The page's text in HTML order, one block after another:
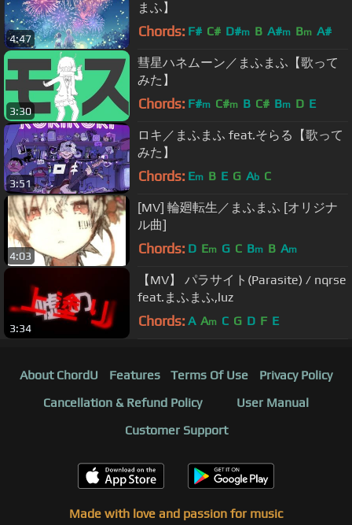
4:47
まふ】
Chords: F# C# D#m B A#m Bm A#
3:30
彗星ハネムーン／まふまふ【歌って
みた】
Chords: F#m C#m B C# Bm D E
3:51
ロキ／まふまふ feat.そらる【歌って
みた】
Chords: Em B E G Ab C
4:03
[MV] 輪廻転生／まふまふ [オリジナ
ル曲]
Chords: D Em G C Bm B Am
3:34
【MV】 パラサイト(Parasite) / nqrse
feat.まふまふ,luz
Chords: A Am C G D F E
About ChordU Features Terms Of Use
Privacy Policy
Cancellation & Refund Policy
User Manual
Customer Support
Made with love and passion for music